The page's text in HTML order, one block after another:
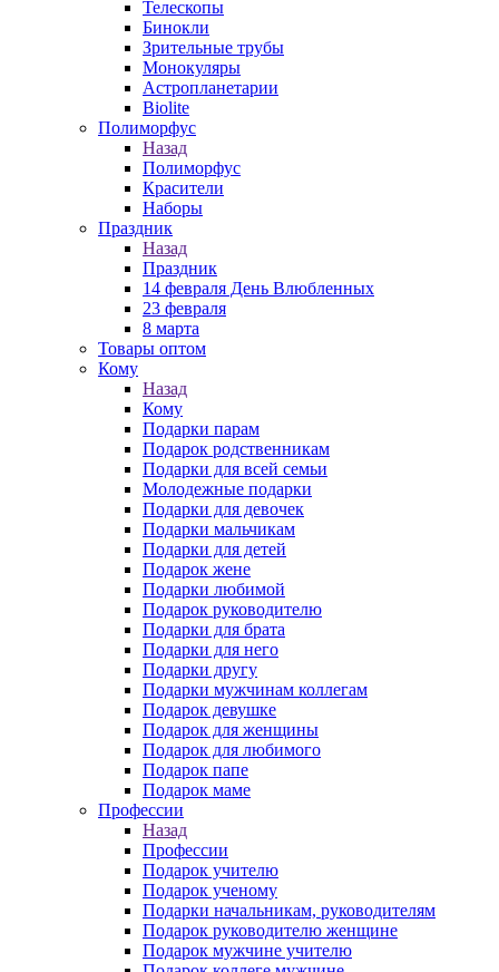
Телескопы
Бинокли
Зрительные трубы
Монокуляры
Астропланетарии
Biolite
Полиморфус
Назад
Полиморфус
Красители
Наборы
Праздник
Назад
Праздник
14 февраля День Влюбленных
23 февраля
8 марта
Товары оптом
Кому
Назад
Кому
Подарки парам
Подарок родственникам
Подарки для всей семьи
Молодежные подарки
Подарки для девочек
Подарки мальчикам
Подарки для детей
Подарок жене
Подарки любимой
Подарок руководителю
Подарки для брата
Подарки для него
Подарки другу
Подарки мужчинам коллегам
Подарок девушке
Подарок для женщины
Подарок для любимого
Подарок папе
Подарок маме
Профессии
Назад
Профессии
Подарок учителю
Подарок ученому
Подарки начальникам, руководителям
Подарок руководителю женщине
Подарок мужчине учителю